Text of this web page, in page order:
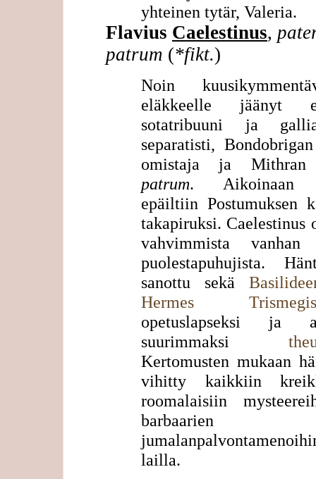
yhteinen tytär, Valeria.
Flavius Caelestinus,
patrum (*fikt.)
Noin
eläkkeelle jäänyt
sotatribuuni ja
separatisti,
omistaja ja
patrum. Aikoinaan
epäiltiin Postumuksen
takapiruksi. Caelestinus
vahvimmista vanhan
puolestapuhujista.
sanottu sekä
Hermes
opetuslapseksi ja
suurimmaksi
Kertomusten mukaan
vihitty kaikkiin
roomalaisiin
barbaarien
lailla.